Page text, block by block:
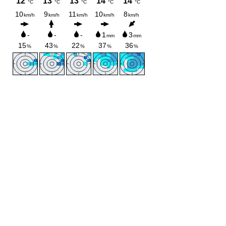
Crèche-halte garderie
Temps périscolaire
Restauration scolaire